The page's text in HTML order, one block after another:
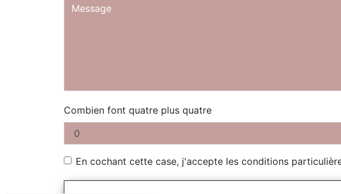
Combien font quatre plus quatre
En cochant cette case, j'accepte les conditions